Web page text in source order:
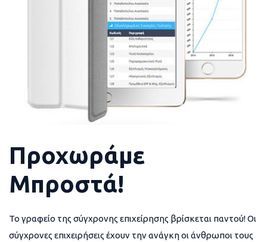
Προχωράμε
Μπροστά!
Το γραφείο της σύγχρονης επιχείρησης βρίσκεται παντού! Οι
σύγχρονες επιχειρήσεις έχουν την ανάγκη οι άνθρωποι τους